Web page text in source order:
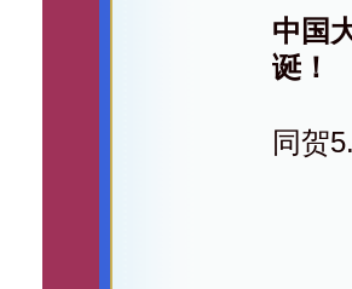
中国
诞！
同贺